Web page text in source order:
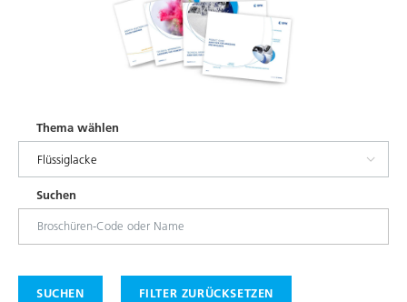
Thema wählen
Suchen
SUCHEN FILTER ZURÜCKSETZEN